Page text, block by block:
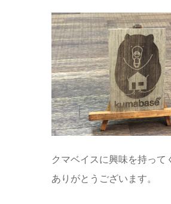
クマベイスに興味を持って
ありがとうございます。